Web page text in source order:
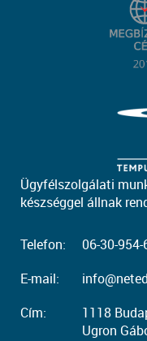
Ügyfélszolgálati
készséggel állnak
Telefon:
06-30-954-
E-mail:
Cím:
1118
Ugron